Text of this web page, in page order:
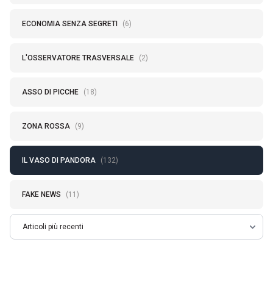
ECONOMIA SENZA SEGRETI (6)
L'OSSERVATORE TRASVERSALE (2)
ASSO DI PICCHE (18)
ZONA ROSSA (9)
IL VASO DI PANDORA (132)
FAKE NEWS (11)